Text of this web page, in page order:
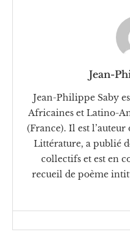
Jean-
Jean-Philippe Saby
Africaines et Latino-
(France). Il est
Littérature, a publié
collectifs et est en
recueil de poème